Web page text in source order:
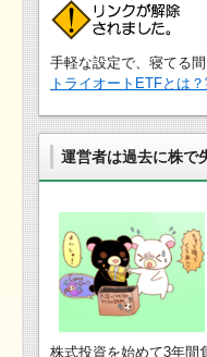
手軽な設定で、寝てる
トライオートETFとは
運営者は過去に株で
株式投資を始めて3年間